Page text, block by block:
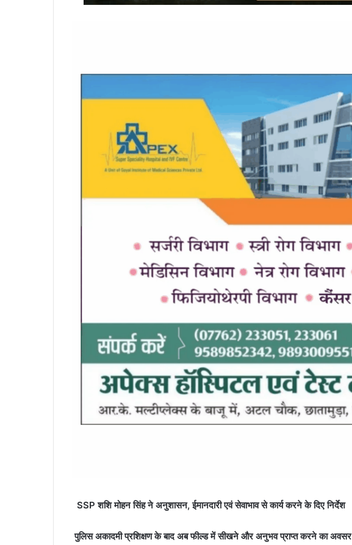
SSP शशि मोहन सिंह ने अनुशासन, ईमानदारी एवं सेवाभाव से कार्य करने के दिए निर्देश
पुलिस अकादमी प्रशिक्षण के बाद अब फील्ड में सीखने और अनुभव प्राप्त करने का अवसर